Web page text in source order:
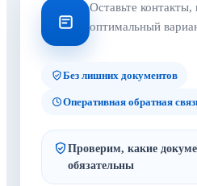
Оставьте
оптимальный
Без лишних документов
Оперативная обратная
Проверим, какие
обязательны